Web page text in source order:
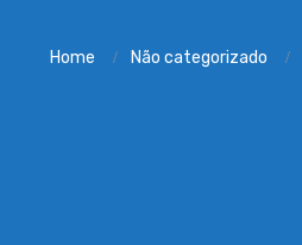
Home Não categorizado